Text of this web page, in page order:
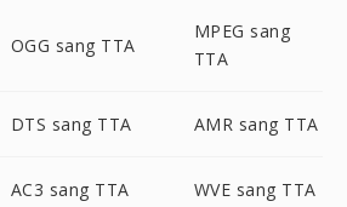
OGG sang TTA
MPEG sang
TTA
DTS sang TTA AMR sang TTA
AC3 sang TTA WVE sang TTA